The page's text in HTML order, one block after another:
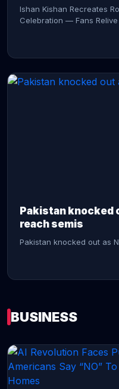
Ishan Kishan Recreates
Celebration — Fans Relive
Pakistan knocked
reach semis
Pakistan knocked out as
CONTINUE READING →
BUSINESS